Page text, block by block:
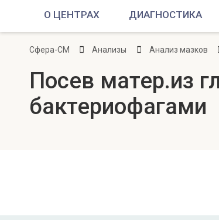
О ЦЕНТРАХ ДИАГНОСТИКА
Сфера-СМ Анализы Анализ мазков
Посев матер.из
бактериофагами